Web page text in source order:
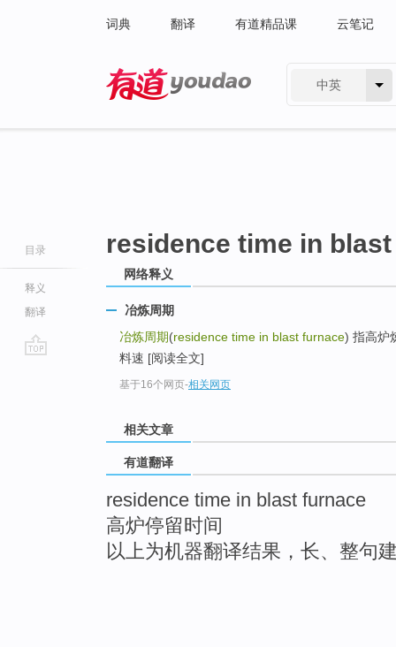
词典 翻译 有道精品课 云笔记
中英
目录
释义
翻译
residence time in
网络释义
冶炼周期
冶炼周期(residence time in blast furnace) 指高炉
料速 [阅读全文]
基于16个网页-相关网页
相关文章
有道翻译
residence time in blast furnace
高炉停留时间
以上为机器翻译结果，长、整句